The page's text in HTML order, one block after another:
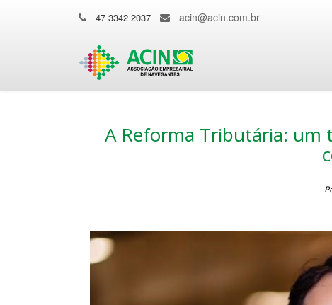
47 3342 2037 acin@acin.com.br
A Reforma Tributária: um